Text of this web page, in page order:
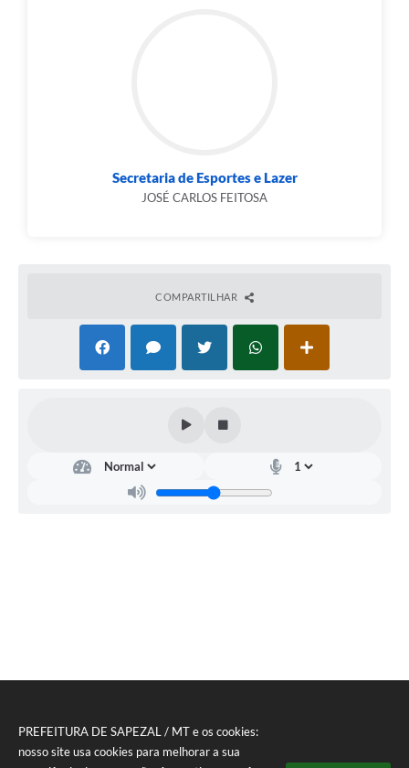
PREFEITURA DE SAPEZAL / MT e os cookies:
nosso site usa cookies para melhorar a sua
Secretaria de Esportes e Lazer
JOSÉ CARLOS FEITOSA
COMPARTILHAR